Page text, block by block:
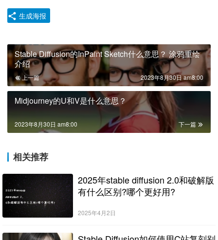
生成海报
Stable Diffusion的InPaint Sketch什么意思？ 涂鸦重绘
介绍
上一篇 2023年8月30日 am8:00
Midjourney的U和V是什么意思？
下一篇
2023年8月30日 am8:00
相关推荐
2025年stable diffusion 2.0和破解版
有什么区别?哪个更好用?
2025年4月2日